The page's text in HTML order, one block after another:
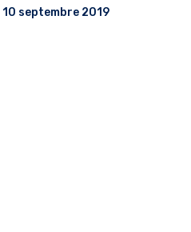
10 septembre 2019